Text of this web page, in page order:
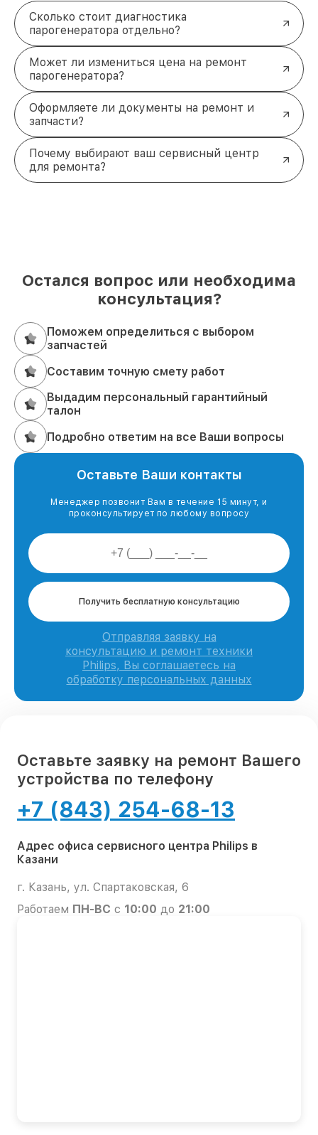
Сколько стоит диагностика
парогенератора отдельно?
Может ли измениться цена на ремонт
парогенератора?
Оформляете ли документы на ремонт и
запчасти?
Почему выбирают ваш сервисный центр
для ремонта?
Остался вопрос или необходима
консультация?
Поможем определиться с выбором
запчастей
Составим точную смету работ
Выдадим персональный гарантийный
талон
Подробно ответим на все Ваши вопросы
Оставьте Ваши контакты
Менеджер позвонит Вам в течение 15 минут, и
проконсультирует по любому вопросу
Получить бесплатную консультацию
Отправляя заявку на
консультацию и ремонт техники
Philips, Вы соглашаетесь на
обработку персональных данных
Оставьте заявку на ремонт Вашего
устройства по телефону
+7 (843) 254-68-13
Адрес офиса сервисного центра Philips в
Казани
г. Казань, ул. Спартаковская, 6
Работаем ПН-ВС с 10:00 до 21:00